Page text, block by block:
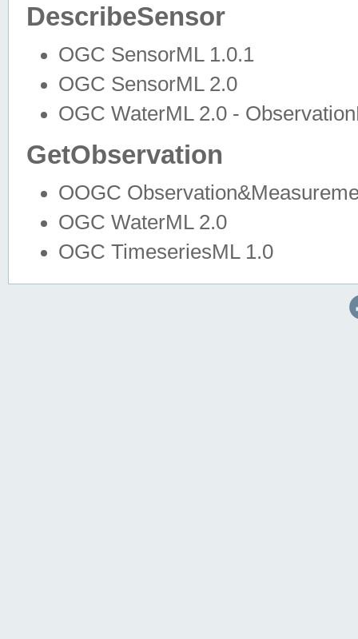
DescribeSensor
OGC SensorML 1.0.1
OGC SensorML 2.0
OGC WaterML 2.0 -
GetObservation
OOGC
OGC WaterML 2.0
OGC TimeseriesML 1.0